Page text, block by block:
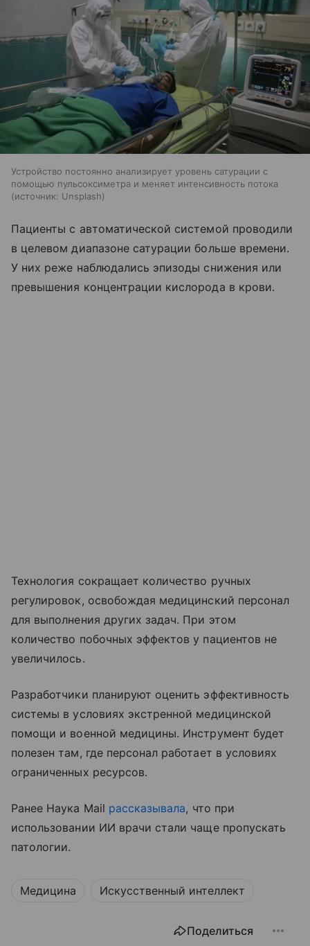
Устройство постоянно анализирует уровень сатурации с
помощью пульсоксиметра и меняет интенсивность потока
источник: Unsplash
Пациенты с автоматической системой проводили
в целевом диапазоне сатурации больше времени.
У них реже наблюдались эпизоды снижения или
превышения концентрации кислорода в крови.
Технология сокращает количество ручных
регулировок, освобождая медицинский персонал
для выполнения других задач. При этом
количество побочных эффектов у пациентов не
увеличилось.
Разработчики планируют оценить эффективность
системы в условиях экстренной медицинской
помощи и военной медицины. Инструмент будет
полезен там, где персонал работает в условиях
ограниченных ресурсов.
Ранее Наука Mail рассказывала, что при
использовании ИИ врачи стали чаще пропускать
патологии.
Медицина Искусственный интеллект
Поделиться